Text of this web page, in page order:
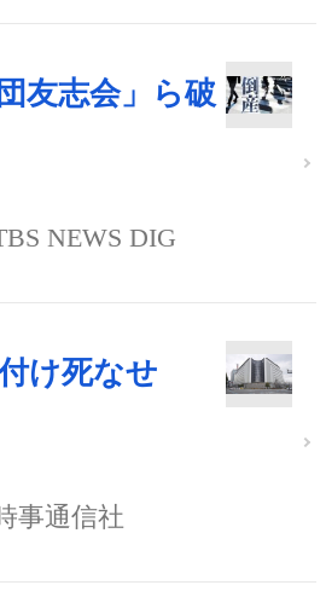
友志会」ら破
NEWS DIG
け死なせ
事通信社